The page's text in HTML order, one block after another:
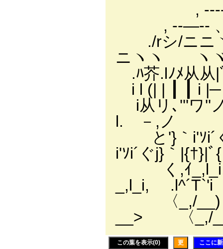
, -‐‐- 、-
, -‐―‐- 、-
./rシ/ニニ
ニヽヽ ヽ
.ﾊ芥.lﾉﾒ从从|
i l (| | ┃ ┃ i
i从リ､'''ワ''
l. －,ノ
と'}｀i'ｿi´ぐ
i'ｿi´ぐj}｀|{†}|ﾞ
く,ｲ_,l_i,
_,l_i,ゞ .l^´T`'i
〈_,/__)
__> 〈_,/
この葉を表示(0) 更 ここに